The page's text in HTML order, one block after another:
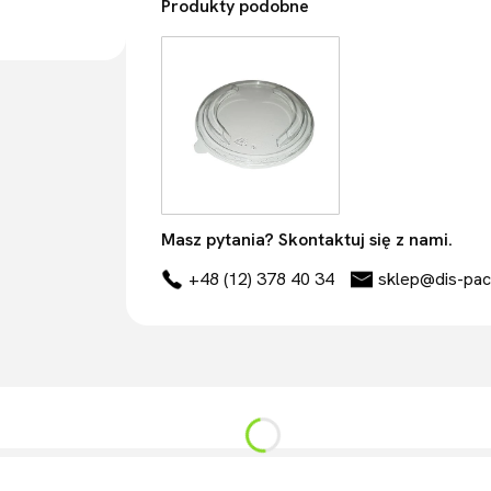
Produkty podobne
Masz pytania? Skontaktuj się z nami.
+48 (12) 378 40 34
sklep@dis-